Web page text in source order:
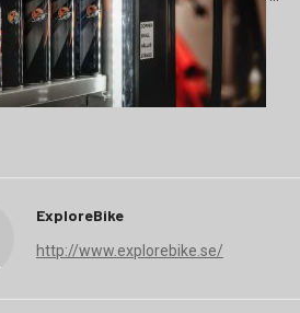
ExploreBike
http://www.explorebike.se/